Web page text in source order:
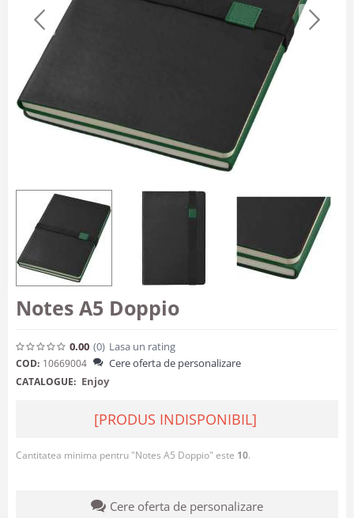
Notes A5 Doppio
0.00 (0) Lasa un rating
COD: 10669004 Cere oferta de personalizare
CATALOGUE: Enjoy
[PRODUS INDISPONIBIL]
Cantitatea minima pentru "Notes A5 Doppio" este 10.
Cere oferta de personalizare